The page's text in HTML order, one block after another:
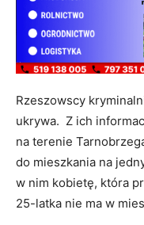
Rzeszowscy
ukrywa. Z ich
na terenie
do mieszkania na
w nim kobietę, która
25-latka nie ma w